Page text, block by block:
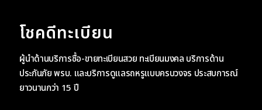
โชคดีทะเบียน
ผู้นำด้านบริการซื้อ-ขายทะเบียนสวย ทะเบียนมงคล บริการด้าน
ประกันภัย พรบ. และบริการดูแลรถหรูแบบครบวงจร ประสบการณ์
ยาวนานกว่า 15 ปี